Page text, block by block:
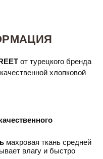
от турецкого бренда
хлопковой
махровая ткань средней
влагу и быстро